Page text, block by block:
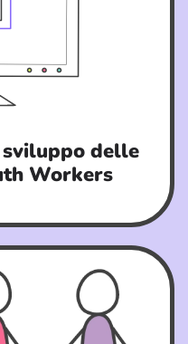
delle
Workers